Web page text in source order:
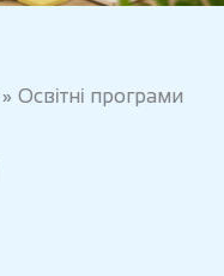
Освітні програми